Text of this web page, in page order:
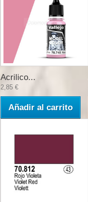
Acrilico...
2,85 €
Añadir al carrito